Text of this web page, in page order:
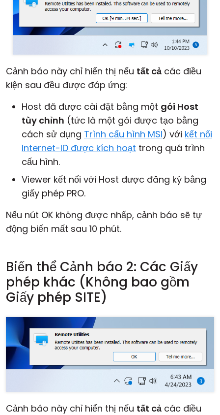
Cảnh báo này chỉ hiển thị nếu tất cả các điều
kiện sau đều được đáp ứng:
Host đã được cài đặt bằng một gói Host
tùy chỉnh (tức là một gói được tạo bằng
cách sử dụng Trình cấu hình MSI) với kết nối
Internet-ID được kích hoạt trong quá trình
cấu hình.
Viewer kết nối với Host được đăng ký bằng
giấy phép PRO.
Nếu nút OK không được nhấp, cảnh báo sẽ tự
động biến mất sau 10 phút.
Biến thể Cảnh báo 2: Các Giấy
phép khác (Không bao gồm
Giấy phép SITE)
Cảnh báo này chỉ hiển thị nếu tất cả các điều